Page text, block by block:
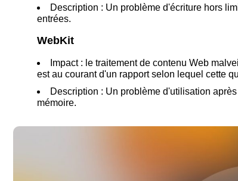
Description : Un problème d'écriture hors
entrées.
WebKit
Impact : le traitement de contenu Web
est au courant d'un rapport selon lequel cette
Description : Un problème d'utilisation
mémoire.